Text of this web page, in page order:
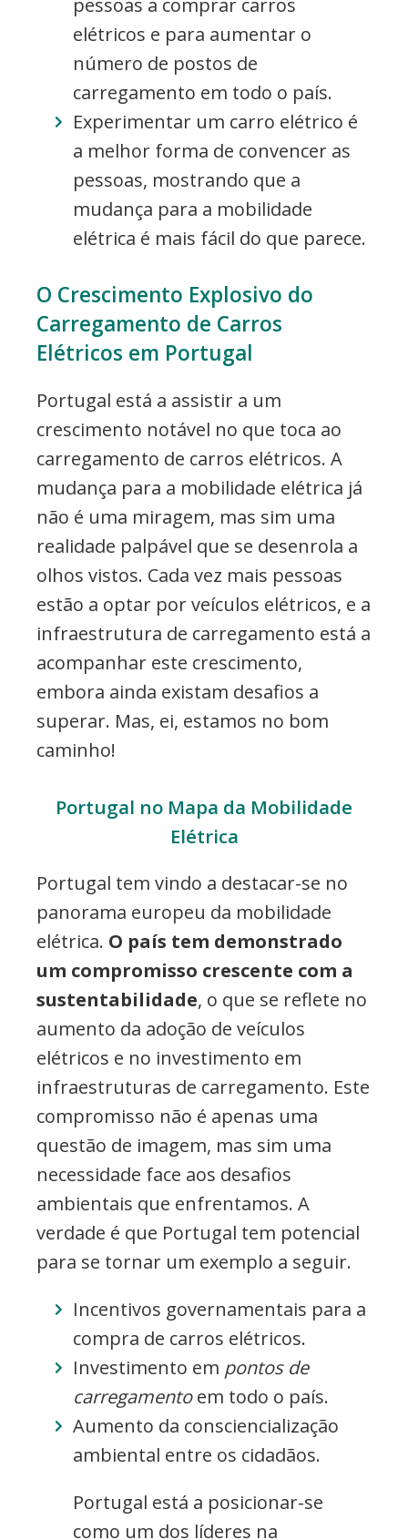
pessoas a comprar carros
elétricos e para aumentar o
número de postos de
carregamento em todo o país.
Experimentar um carro elétrico é
a melhor forma de convencer as
pessoas, mostrando que a
mudança para a mobilidade
elétrica é mais fácil do que parece.
O Crescimento Explosivo do
Carregamento de Carros
Elétricos em Portugal
Portugal está a assistir a um
crescimento notável no que toca ao
carregamento de carros elétricos. A
mudança para a mobilidade elétrica já
não é uma miragem, mas sim uma
realidade palpável que se desenrola a
olhos vistos. Cada vez mais pessoas
estão a optar por veículos elétricos, e a
infraestrutura de carregamento está a
acompanhar este crescimento,
embora ainda existam desafios a
superar. Mas, ei, estamos no bom
caminho!
Portugal no Mapa da Mobilidade
Elétrica
Portugal tem vindo a destacar-se no
panorama europeu da mobilidade
elétrica. O país tem demonstrado
um compromisso crescente com a
sustentabilidade, o que se reflete no
aumento da adoção de veículos
elétricos e no investimento em
infraestruturas de carregamento. Este
compromisso não é apenas uma
questão de imagem, mas sim uma
necessidade face aos desafios
ambientais que enfrentamos. A
verdade é que Portugal tem potencial
para se tornar um exemplo a seguir.
Incentivos governamentais para a
compra de carros elétricos.
Investimento em pontos de
carregamentoem todo o país.
Aumento da consciencialização
ambiental entre os cidadãos.
Portugal está a posicionar-se
como um dos líderes na